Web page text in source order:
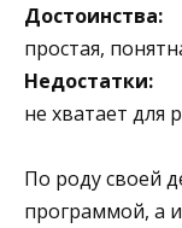
Достоинства:
простая,
Недостатки:
не хватает для
По роду своей
программой, а